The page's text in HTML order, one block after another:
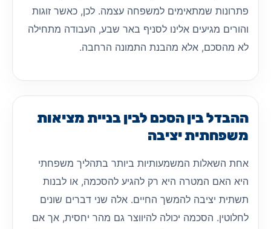
פתרונות שמתאימים למשפחה עצמה. לכן, כאשר זוגות
והורים מגיעים אלינו לסניף באר שבע, העבודה מתחילה
לא מהסכם, אלא מהבנת התמונה הרחבה.
ההבדל בין הסכם לבין בניית מציאות
משפחתית יציבה
אחת השאלות המשמעותיות ביותר בתהליך משפחתי
היא האם המטרה היא רק להגיע להסכמה, או לבנות
תשתית יציבה להמשך החיים. אלה שני דברים שונים
לחלוטין. הסכמה יכולה להיווצר גם מהר יחסית, אך אם